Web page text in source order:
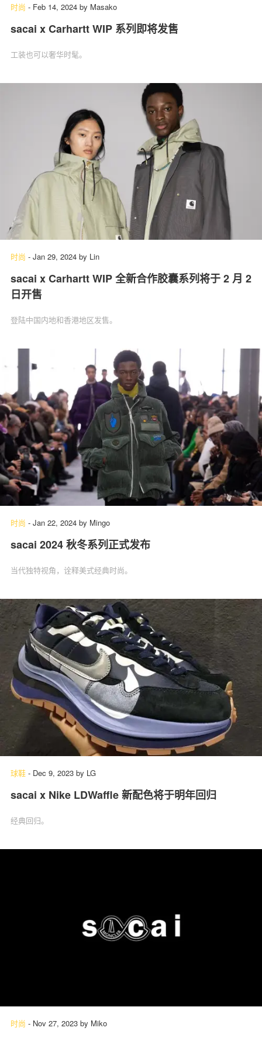
时尚 - Feb 14, 2024 by Masako
sacai x Carhartt WIP 系列即将发售
工装也可以奢华时髦。
时尚 - Jan 29, 2024 by Lin
sacai x Carhartt WIP 全新合作胶囊系列将于 2 月 2
日开售
登陆中国内地和香港地区发售。
时尚 - Jan 22, 2024 by Mingo
sacai 2024 秋冬系列正式发布
当代独特视角，诠释美式经典时尚。
球鞋 - Dec 9, 2023 by LG
sacai x Nike LDWaffle 新配色将于明年回归
经典回归。
时尚 - Nov 27, 2023 by Miko